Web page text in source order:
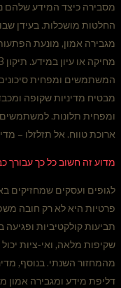
מסבירה כיצד המידע שלהם
החלטות מושכלות. בעידן
מגבירה אמון, מונעת
המשתמשים ומפחית סיכונים
מבטיח מדיניות שקופה
ומפחית תלונות.
ארוכת טווח. אל תזלזלו –
מדוע זה חשוב כל כך עבורך
לגופים ועסקים שמחזיקים
פרטיות היא לא רק חובה
מהמחזור השנתי. בנוסף,
דליפת מידע ומגבירה